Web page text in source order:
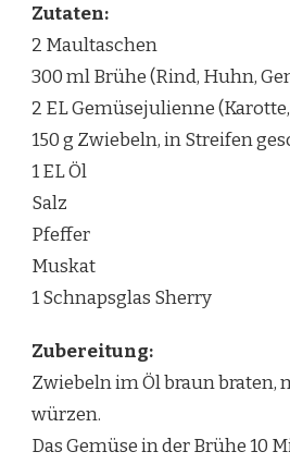
Zutaten:
2 Maultaschen
300 ml Brühe (Rind, Huhn,
2 EL Gemüsejulienne
150 g Zwiebeln, in Streifen
1 EL Öl
Salz
Pfeffer
Muskat
1 Schnapsglas Sherry
Zubereitung:
Zwiebeln im Öl braun braten,
würzen.
Das Gemüse in der Brühe 10